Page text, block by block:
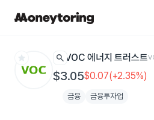
star search VOC 에너지 트러스트
$3.05$0.07(+2.35%)
금융 금융투자업